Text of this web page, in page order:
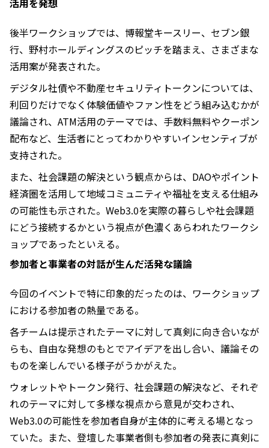
活用を発想
後半ワークショップでは、博報堂キースリー、セブン銀
行、野村ホールディングスのピッチを踏まえ、さまざまな
活用案が発表された。
デジタル社債や不動産セキュリティトークンについては、
利回りだけでなく体験価値やファン性をどう組み込むかが
議論され、ATM活用のテーマでは、手数料無料やクーポン
配布など、生活者にとってわかりやすいインセンティブが
支持された。
また、社会課題の解決という観点からは、DAOやポイント
経済圏を活用して地域コミュニティや福祉を支える仕組み
の可能性も示された。Web3.0を実際の暮らしや社会課題
にどう接続するかという視点が色濃くあらわれたワークシ
ョップであったといえる。
参加者と事業者の対話が生んだ活発な議論
今回のイベントで特に印象的だったのは、ワークショップ
における参加者の熱量である。
各チームは提示されたテーマに対して真剣に向き合いなが
らも、自由な発想のもとでアイデアを出し合い、議論その
ものを楽しんでいる様子がうかがえた。
ウォレットやトークン発行、社会課題の解決など、それぞ
れのテーマに対して多様な視点から意見が交わされ、
Web3.0の可能性を参加者自身が主体的に考える場となっ
ていた。また、登壇した事業者側も参加者の発表に真剣に